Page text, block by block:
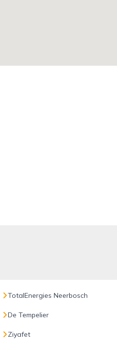
TotalEnergies Neerbosch
De Tempelier
Ziyafet